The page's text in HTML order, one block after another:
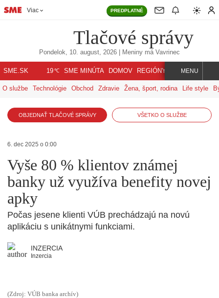
Viac PREDPLATNÉ
Tlačové správy
Pondelok, 10. august, 2026 | Meniny má Vavrinec
SME.SK 19℃ SME MINÚTA DOMOV REGIÓNY INDEX SVET
MENU
O službe Technológie Obchod Zdravie Žena, šport, rodina Life style
OBJEDNAŤ TLAČOVÉ SPRÁVY VŠETKO O SLUŽBE
6. dec 2025 o 0:00
Vyše 80 % klientov známej
banky už využíva benefity novej
apky
Počas jesene klienti VÚB prechádzajú na novú
aplikáciu s unikátnymi funkciami.
INZERCIA
Inzercia
(Zdroj: VÚB banka archív)